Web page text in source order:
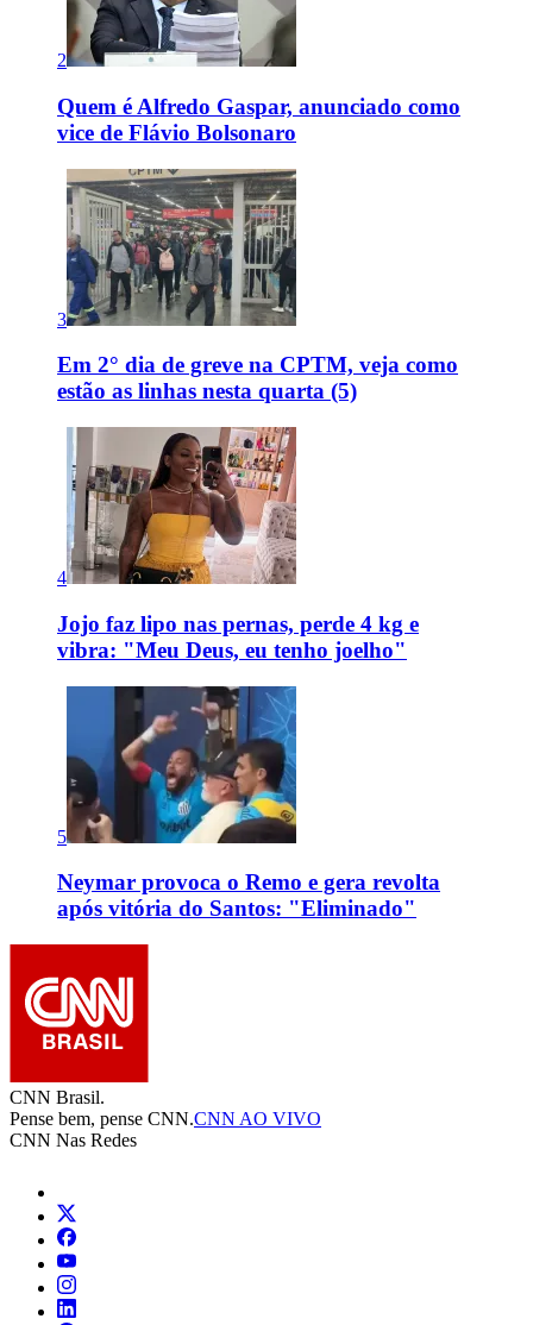
2
Quem é Alfredo Gaspar, anunciado como
vice de Flávio Bolsonaro
3
Em 2° dia de greve na CPTM, veja como
estão as linhas nesta quarta (5)
4
Jojo faz lipo nas pernas, perde 4 kg e
vibra: "Meu Deus, eu tenho joelho"
5
Neymar provoca o Remo e gera revolta
após vitória do Santos: "Eliminado"
CNN Brasil.
Pense bem, pense CNN.CNN AO VIVO
CNN Nas Redes